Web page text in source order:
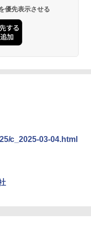
優先表示させる
c_2025-03-04.html